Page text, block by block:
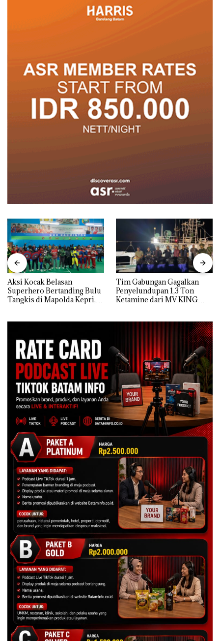
Aksi Kocak Belasan
Superhero Bertanding Bulu
Tangkis di Mapolda Kepri,
Tim Gabungan Gagalkan
Penyelundupan 1,3 Ton
Ketamine dari MV KING